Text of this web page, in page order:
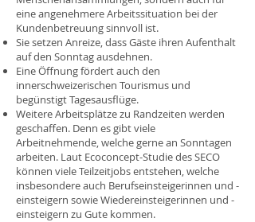
eine angenehmere Arbeitssituation bei der
Kundenbetreuung sinnvoll ist.
Sie setzen Anreize, dass Gäste ihren Aufenthalt
auf den Sonntag ausdehnen.
Eine Öffnung fördert auch den
innerschweizerischen Tourismus und
begünstigt Tagesausflüge.
Weitere Arbeitsplätze zu Randzeiten werden
geschaffen. Denn es gibt viele
Arbeitnehmende, welche gerne an Sonntagen
arbeiten. Laut Ecoconcept-Studie des SECO
können viele Teilzeitjobs entstehen, welche
insbesondere auch Berufseinsteigerinnen und -
einsteigern sowie Wiedereinsteigerinnen und -
einsteigern zu Gute kommen.